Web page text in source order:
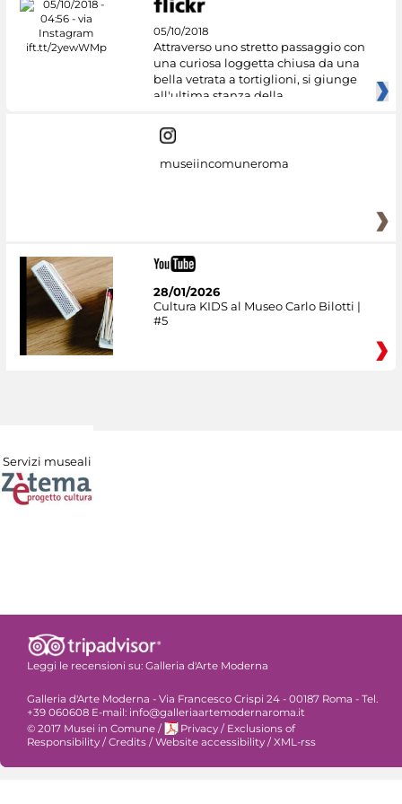
05/10/2018
Attraverso uno stretto passaggio con
una curiosa loggetta chiusa da una
bella vetrata a tortiglioni, si giunge
all'ultima stanza della
museiincomuneroma
28/01/2026
Cultura KIDS al Museo Carlo Bilotti |
#5
Servizi museali
Leggi le recensioni su: Galleria d'Arte Moderna
Galleria d'Arte Moderna - Via Francesco Crispi 24 - 00187 Roma - Tel.
+39 060608 E-mail: info@galleriaartemodernaroma.it
© 2017 Musei in Comune / Privacy / Exclusions of
Responsibility / Credits / Website accessibility / XML-rss